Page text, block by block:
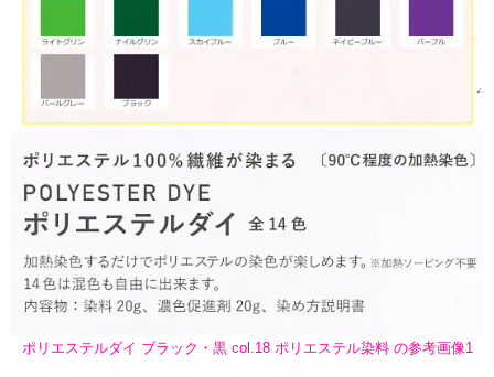
ポリエステルダイ ブラック・黒 col.18 ポリエステル染料 の参考画像1